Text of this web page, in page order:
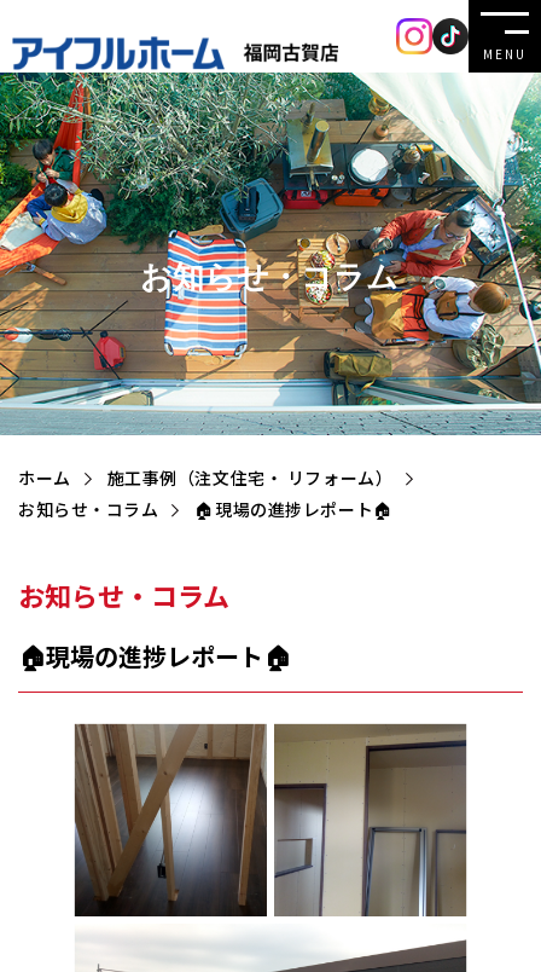
MENU
お知らせ・コラム
ホーム
施工事例（注文住宅・ リフォーム）
お知らせ・コラム
🏠現場の進捗レポート🏠
お知らせ・コラム
🏠現場の進捗レポート🏠